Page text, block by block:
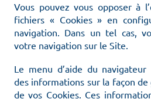
Vous pouvez vous opposer à
fichiers « Cookies » en
navigation. Dans un tel cas,
votre navigation sur le Site.
Le menu d’aide du
des informations sur la façon
de vos Cookies. Ces